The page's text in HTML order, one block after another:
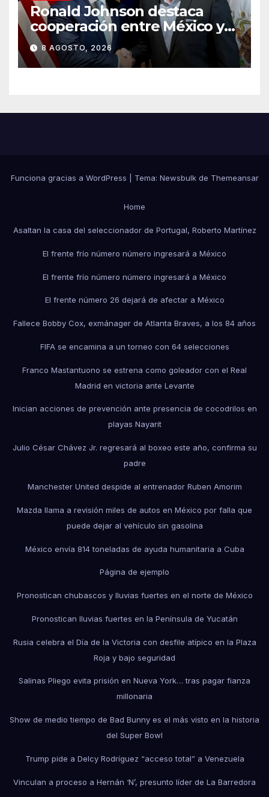
Ronald Johnson destaca
cooperación entre México y
EU para la seguridad en
región aguacatera de
Michoacán
8 AGOSTO, 2026
Funciona gracias a WordPress Tema: Newsbulkde Themeansar
Home
Asaltan la casa del seleccionador de Portugal, Roberto Martínez
El frente frío número número ingresará a México
El frente frío número número ingresará a México
El frente número 26 dejará de afectar a México
Fallece Bobby Cox, exmánager de Atlanta Braves, a los 84 años
FIFA se encamina a un torneo con 64 selecciones
Franco Mastantuono se estrena como goleador con el Real
Madrid en victoria ante Levante
Inician acciones de prevención ante presencia de cocodrilos en
playas Nayarit
Julio César Chávez Jr. regresará al boxeo este año, confirma su
padre
Manchester United despide al entrenador Ruben Amorim
Mazda llama a revisión miles de autos en México por falla que
puede dejar al vehículo sin gasolina
México envía 814 toneladas de ayuda humanitaria a Cuba
Página de ejemplo
Pronostican chubascos y lluvias fuertes en el norte de México
Pronostican lluvias fuertes en la Península de Yucatán
Rusia celebra el Día de la Victoria con desfile atípico en la Plaza
Roja y bajo seguridad
Salinas Pliego evita prisión en Nueva York… tras pagar fianza
millonaria
Show de medio tiempo de Bad Bunny es el más visto en la historia
del Super Bowl
Trump pide a Delcy Rodríguez “acceso total” a Venezuela
Vinculan a proceso a Hernán ‘N’, presunto líder de La Barredora